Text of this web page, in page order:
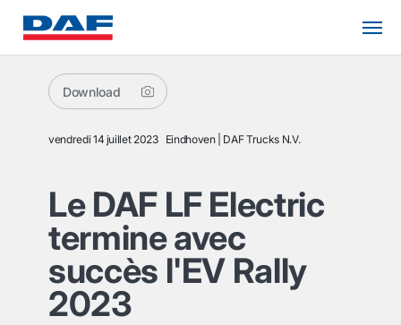
Download
vendredi 14 juillet 2023 Eindhoven DAF Trucks N.V.
Le DAF LF Electric
termine avec
succès l'EV Rally
2023